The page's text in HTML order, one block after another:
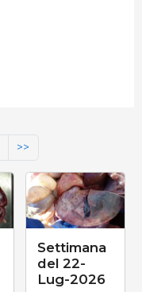
>>
Settimana
del 22-
Lug-2026